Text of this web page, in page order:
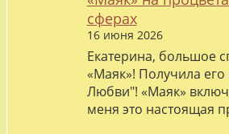
сферах
16 июня 2026
Екатерина, большое
«Маяк»! Получила
Любви"! «Маяк»
меня это настоящая